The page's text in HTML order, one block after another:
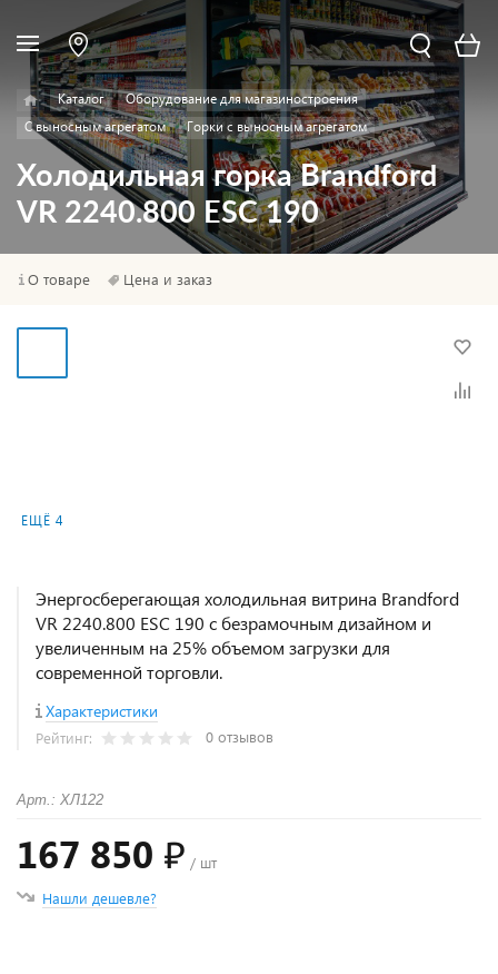
Каталог
Оборудование для магазиностроения
С выносным агрегатом
Горки с выносным агрегатом
Холодильная горка Brandford
VR 2240.800 ESC 190
О товаре Цена и заказ
ЕЩЁ 4
Энергосберегающая холодильная витрина Brandford
VR 2240.800 ESC 190 с безрамочным дизайном и
увеличенным на 25% объемом загрузки для
современной торговли.
Характеристики
Рейтинг: 0 отзывов
Арт.: ХЛ122
167 850 ₽ / шт
Нашли дешевле?